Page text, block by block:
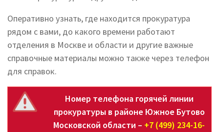
Оперативно узнать, где находится прокуратура
рядом с вами, до какого времени работают
отделения в Москве и области и другие важные
справочные материалы можно также через телефон
для справок.
Номер телефона горячей линии
прокуратуры в районе Южное Бутово
Московской области – +7 (499) 234-16-